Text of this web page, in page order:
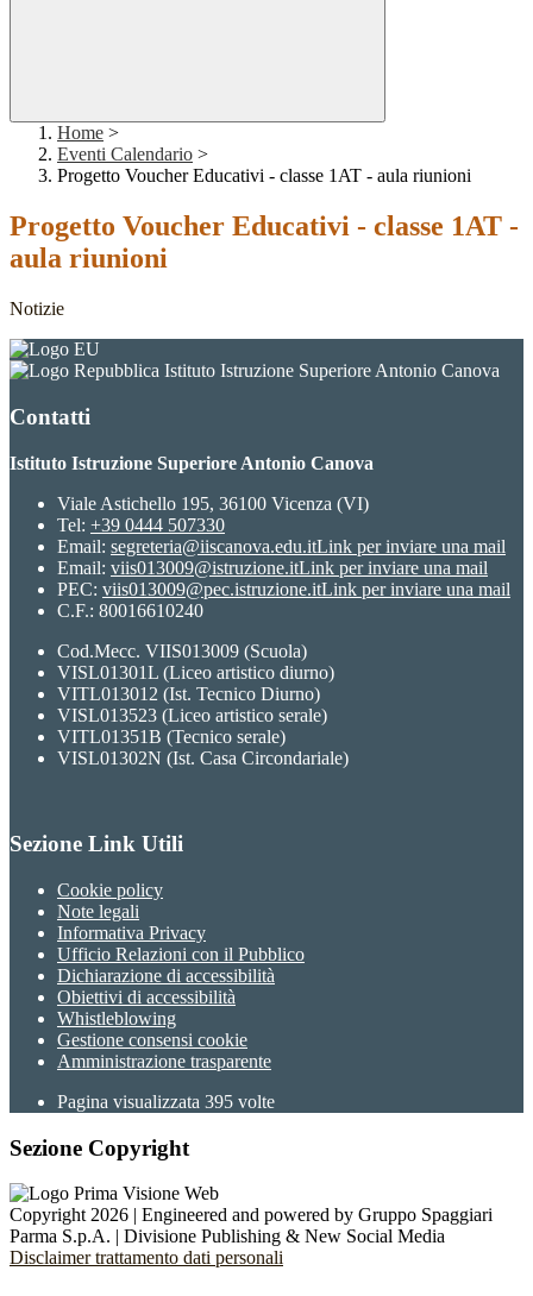
Home >
Eventi Calendario >
Progetto Voucher Educativi - classe 1AT - aula riunioni
Progetto Voucher Educativi - classe 1AT -
aula riunioni
Notizie
Istituto Istruzione Superiore Antonio Canova
Contatti
Istituto Istruzione Superiore Antonio Canova
Viale Astichello 195, 36100 Vicenza (VI)
Tel: +39 0444 507330
Email: segreteria@iiscanova.edu.itLink per inviare una mail
Email: viis013009@istruzione.itLink per inviare una mail
PEC: viis013009@pec.istruzione.itLink per inviare una mail
C.F.: 80016610240
Cod.Mecc. VIIS013009 (Scuola)
VISL01301L (Liceo artistico diurno)
VITL013012 (Ist. Tecnico Diurno)
VISL013523 (Liceo artistico serale)
VITL01351B (Tecnico serale)
VISL01302N (Ist. Casa Circondariale)
Sezione Link Utili
Cookie policy
Note legali
Informativa Privacy
Ufficio Relazioni con il Pubblico
Dichiarazione di accessibilità
Obiettivi di accessibilità
Whistleblowing
Gestione consensi cookie
Amministrazione trasparente
Pagina visualizzata 395 volte
Sezione Copyright
Copyright 2026 | Engineered and powered by Gruppo Spaggiari
Parma S.p.A. | Divisione Publishing & New Social Media
Disclaimer trattamento dati personali